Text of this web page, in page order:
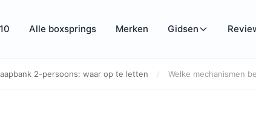
Alle boxsprings Merken Gidsen
2-persoons: waar op te letten / Welke mechanismen